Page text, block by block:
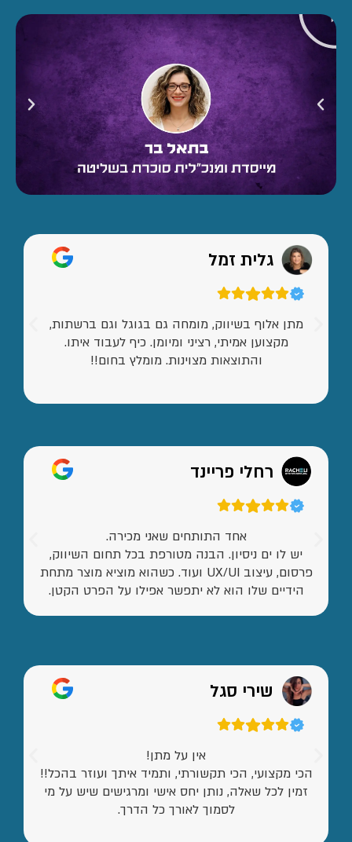
גלית זמל
מתן אלוף בשיווק, מומחה גם בגוגל וגם ברשתות,
מקצוען אמיתי, רציני ומיומן. כיף לעבוד איתו.
והתוצאות מצוינות. מומלץ בחום!!
רחלי פריינד
אחד התותחים שאני מכירה.
יש לו ים ניסיון. הבנה מטורפת בכל תחום השיווק,
פרסום, עיצוב UX/UI ועוד. כשהוא מוציא מוצר מתחת
הידיים שלו הוא לא יתפשר אפילו על הפרט הקטן.
שירי סגל
אין על מתן!
הכי מקצועי, הכי תקשורתי, ותמיד איתך ועוזר בהכל!!
זמין לכל שאלה, נותן יחס אישי ומרגישים שיש על מי
לסמוך לאורך כל הדרך.